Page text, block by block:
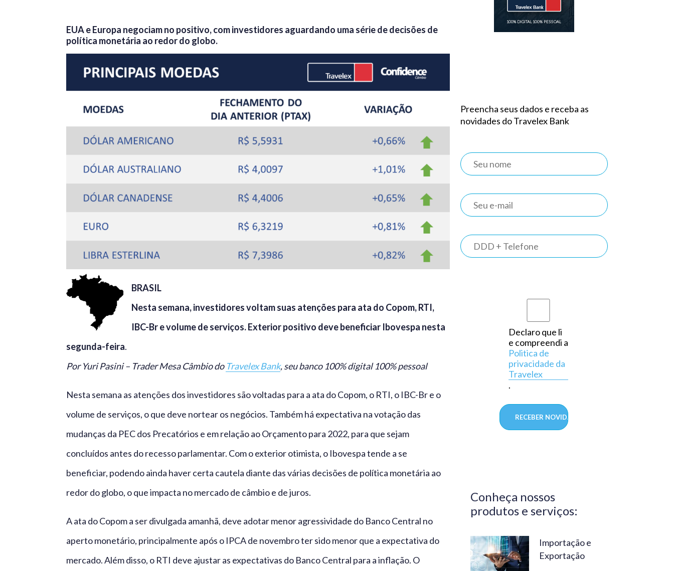
EUA e Europa negociam no positivo, com investidores aguardando uma série de decisões de
política monetária ao redor do globo.
BRASIL
Nesta semana, investidores voltam suas atenções para ata do Copom, RTI,
IBC-Br e volume de serviços. Exterior positivo deve beneficiar Ibovespa nesta
segunda-feira.
Por Yuri Pasini – Trader Mesa Câmbio do Travelex Bank, seu banco 100% digital 100% pessoal
Nesta semana as atenções dos investidores são voltadas para a ata do Copom, o RTI, o IBC-Br e o
volume de serviços, o que deve nortear os negócios. Também há expectativa na votação das
mudanças da PEC dos Precatórios e em relação ao Orçamento para 2022, para que sejam
concluídos antes do recesso parlamentar. Com o exterior otimista, o Ibovespa tende a se
beneficiar, podendo ainda haver certa cautela diante das várias decisões de política monetária ao
redor do globo, o que impacta no mercado de câmbio e de juros.
A ata do Copom a ser divulgada amanhã, deve adotar menor agressividade do Banco Central no
aperto monetário, principalmente após o IPCA de novembro ter sido menor que a expectativa do
mercado. Além disso, o RTI deve ajustar as expectativas do Banco Central para a inflação. O
Preencha seus dados e receba as
novidades do Travelex Bank
Declaro que li
e compreendi a
Politica de
privacidade da
Travelex
.
TRAVELEX
BANK
primeiro
banco do
país a
operar
exclusivamente
em
aprovado
pelo
confiabilidade
e
são nossos
diferenciais.
Conheça nossos
produtos e serviços:
Importação e
Exportação